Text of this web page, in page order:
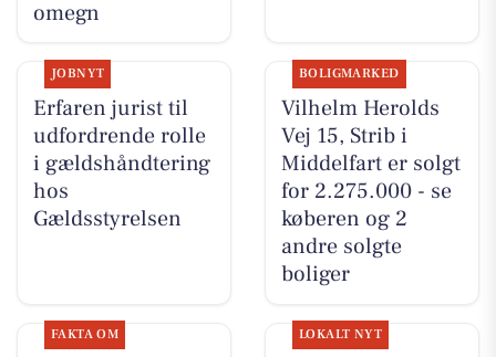
omegn
JOBNYT
Erfaren jurist til
udfordrende rolle
i gældshåndtering
hos
Gældsstyrelsen
BOLIGMARKED
Vilhelm Herolds
Vej 15, Strib i
Middelfart er solgt
for 2.275.000 - se
køberen og 2
andre solgte
boliger
FAKTA OM LOKALT NYT